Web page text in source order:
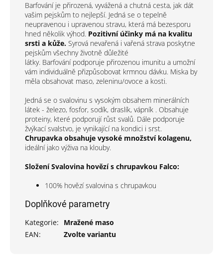
Barfování je přirozená, vyvážená a chutná cesta, jak dát
vašim pejskům to nejlepší. Jedná se o tepelně
neupravenou i upravenou stravu, která má bezesporu
hned několik výhod. Pozitivní účinky má na kvalitu
srsti a kůže. Syrová nevařená i vařená strava poskytne
pejskům všechny životně důležité
látky. Barfování podporuje přirozenou imunitu a umožní
vám individuálně přizpůsobovat krmnou dávku. Miska by
měla obsahovat maso, zeleninu/ovoce a kosti.
Jedná se o svalovinu s vysokým obsahem minerálních
látek - železo, fosfor, sodík, draslík, vápník . Obsahuje
proteiny, které podporují růst svalů. Dále podporuje
žvýkací svalstvo, je vynikající na kondici i srst.
Chrupavka obsahuje vysoké množství kolagenu,
ideální jako výživa na klouby.
Složení Svalovina hovězí s chrupavkou Falco:
100% hovězí svalovina s chrupavkou
Doplňkové parametry
Kategorie:
Mražené maso
EAN: Zvolte variantu